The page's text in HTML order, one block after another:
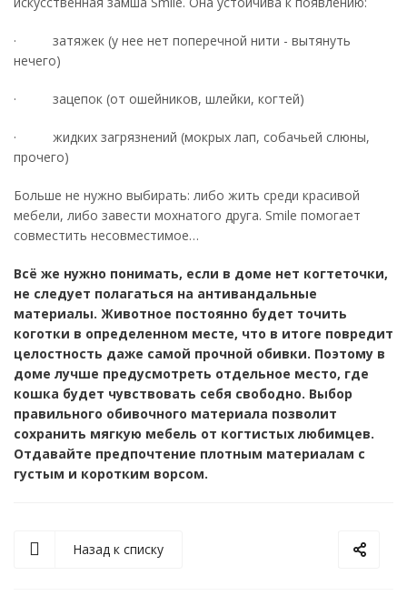
· затяжек (у нее нет поперечной нити - вытянуть
нечего)
· зацепок (от ошейников, шлейки, когтей)
· жидких загрязнений (мокрых лап, собачьей слюны,
прочего)
Больше не нужно выбирать: либо жить среди красивой
мебели, либо завести мохнатого друга. Smile помогает
совместить несовместимое…
Всё же нужно понимать, если в доме нет когтеточки,
не следует полагаться на антивандальные
материалы. Животное постоянно будет точить
коготки в определенном месте, что в итоге повредит
целостность даже самой прочной обивки. Поэтому в
доме лучше предусмотреть отдельное место, где
кошка будет чувствовать себя свободно. Выбор
правильного обивочного материала позволит
сохранить мягкую мебель от когтистых любимцев.
Отдавайте предпочтение плотным материалам с
густым и коротким ворсом.
Назад к списку